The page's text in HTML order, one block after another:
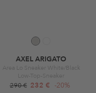
AXEL ARIGATO
Area Lo Sneaker White/Black
Low-Top-Sneaker
290 € 232 € -20%